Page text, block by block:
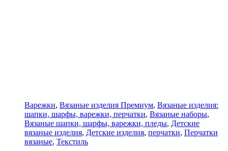
Варежки, Вязаные изделия Премиум, Вязаные изделия:
шапки, шарфы, варежки, перчатки, Вязаные наборы,
Вязаные шапки, шарфы, варежки, пледы, Детские
вязаные изделия, Детские изделия, перчатки, Перчатки
вязаные, Текстиль